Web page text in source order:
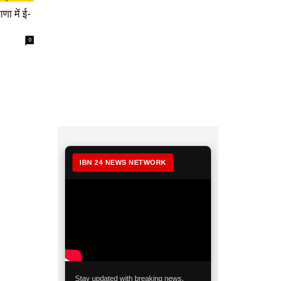
में ई-
0
IBN 24 NEWS NETWORK
Stay updated with breaking news,